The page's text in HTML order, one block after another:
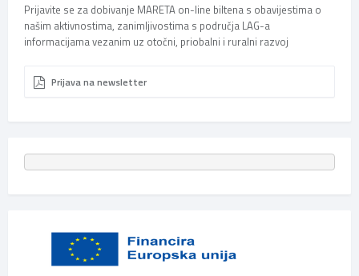
Prijavite se za dobivanje MARETA on-line biltena s obavijestima o
našim aktivnostima, zanimljivostima s područja LAG-a
informacijama vezanim uz otočni, priobalni i ruralni razvoj
Prijava na newsletter